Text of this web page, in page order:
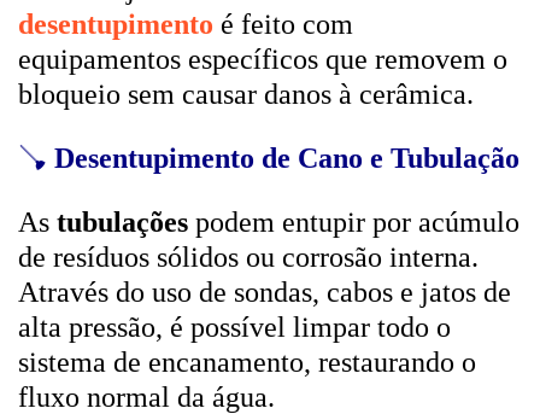
desentupimento é feito com
equipamentos específicos que removem o
bloqueio sem causar danos à cerâmica.
🪠 Desentupimento de Cano e Tubulação
As tubulações podem entupir por acúmulo
de resíduos sólidos ou corrosão interna.
Através do uso de sondas, cabos e jatos de
alta pressão, é possível limpar todo o
sistema de encanamento, restaurando o
fluxo normal da água.